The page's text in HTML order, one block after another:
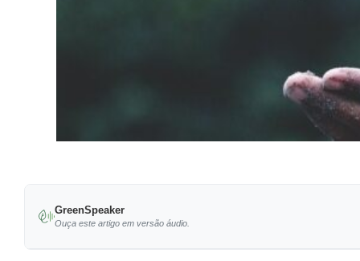
GreenSpeaker
Ouça este artigo em versão áudio.